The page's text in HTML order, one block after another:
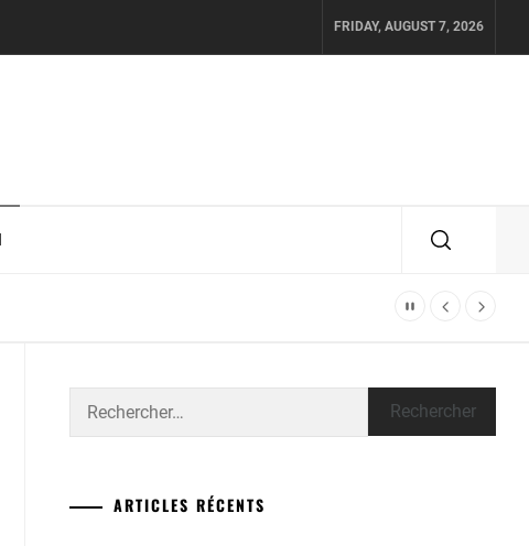
FRIDAY, AUGUST 7, 2026
ARTICLES RÉCENTS